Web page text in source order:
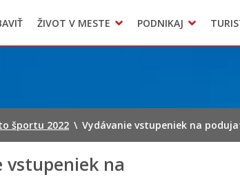
Geo informačný systém – Kežmarok
Oznamovanie podozrení z podvodov
ŽIVOT V MESTE
Triedený zber – NATUR – PACK
PODNIKAJ
športu 2022 \ Vydávanie vstupeniek na
vstupeniek na